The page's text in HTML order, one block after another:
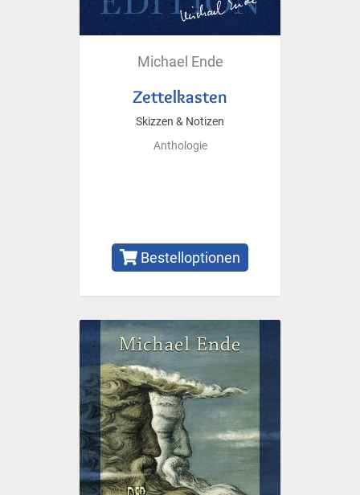
Michael Ende
Zettelkasten
Skizzen & Notizen
Anthologie
Bestelloptionen